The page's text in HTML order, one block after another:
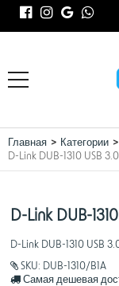
Главная Категории
D-Link DUB-1310 USB
D-Link DUB-
D-Link DUB-1310 USB
SKU: DUB-1310/B1A
Самая дешевая